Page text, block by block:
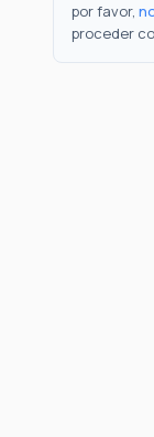
por favor,
proceder